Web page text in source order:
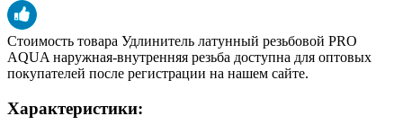
Стоимость товара Удлинитель латунный резьбовой PRO
AQUA наружная-внутренняя резьба доступна для оптовых
покупателей после регистрации на нашем сайте.
Характеристики: